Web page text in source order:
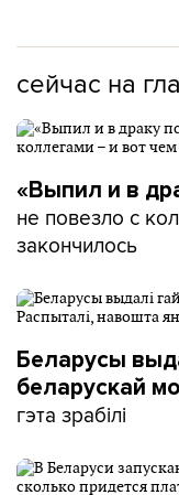
сейчас на
«Выпил и в
не повезло с
закончилось
Беларусы
беларускай
гэта зрабілі